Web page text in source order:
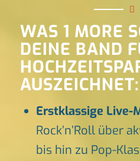
WAS 1 MORE
DEINE BAND
AUSZEICHNET:
Erstklassige Live-
Rock’n’Roll über
bis hin zu Pop-